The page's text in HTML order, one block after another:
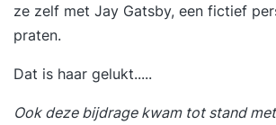
ze zelf met Jay Gatsby, een fictief
praten.
Dat is haar gelukt.....
Ook deze bijdrage kwam tot stand